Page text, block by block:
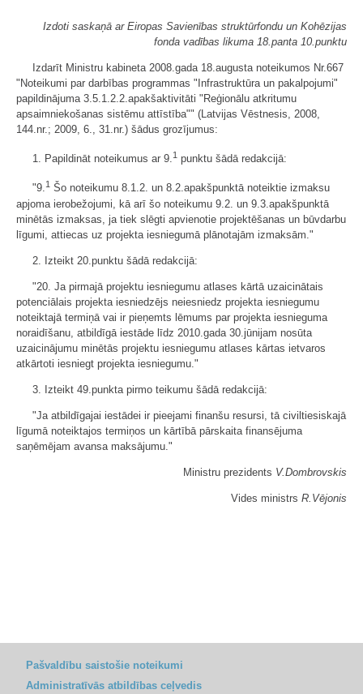
Izdoti saskaņā ar Eiropas Savienības struktūrfondu un Kohēzijas
fonda vadības likuma 18.panta 10.punktu
Izdarīt Ministru kabineta 2008.gada 18.augusta noteikumos Nr.667
"Noteikumi par darbības programmas "Infrastruktūra un pakalpojumi"
papildinājuma 3.5.1.2.2.apakšaktivitāti "Reģionālu atkritumu
apsaimniekošanas sistēmu attīstība"" (Latvijas Vēstnesis, 2008,
144.nr.; 2009, 6., 31.nr.) šādus grozījumus:
1. Papildināt noteikumus ar 9.1 punktu šādā redakcijā:
"9.1 Šo noteikumu 8.1.2. un 8.2.apakšpunktā noteiktie izmaksu
apjoma ierobežojumi, kā arī šo noteikumu 9.2. un 9.3.apakšpunktā
minētās izmaksas, ja tiek slēgti apvienotie projektēšanas un būvdarbu
līgumi, attiecas uz projekta iesniegumā plānotajām izmaksām."
2. Izteikt 20.punktu šādā redakcijā:
"20. Ja pirmajā projektu iesniegumu atlases kārtā uzaicinātais
potenciālais projekta iesniedzējs neiesniedz projekta iesniegumu
noteiktajā termiņā vai ir pieņemts lēmums par projekta iesnieguma
noraidīšanu, atbildīgā iestāde līdz 2010.gada 30.jūnijam nosūta
uzaicinājumu minētās projektu iesniegumu atlases kārtas ietvaros
atkārtoti iesniegt projekta iesniegumu."
3. Izteikt 49.punkta pirmo teikumu šādā redakcijā:
"Ja atbildīgajai iestādei ir pieejami finanšu resursi, tā civiltiesiskajā
līgumā noteiktajos termiņos un kārtībā pārskaita finansējuma
saņēmējam avansa maksājumu."
Ministru prezidents V.Dombrovskis
Vides ministrs R.Vējonis
Pašvaldību saistošie noteikumi
Administratīvās atbildības ceļvedis